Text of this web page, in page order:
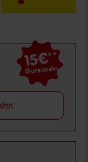
15€**
Gutschein